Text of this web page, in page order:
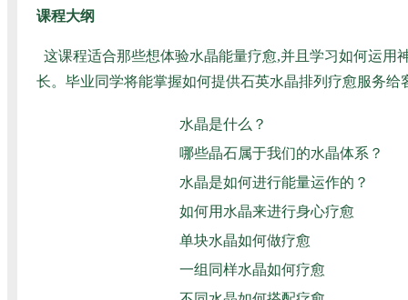
课程大纲
这课程适合那些想体验水晶能量疗愈,并且学习如何运
长。毕业同学将能掌握如何提供石英水晶排列疗愈服务给
水晶是什么？
哪些晶石属于我们的水晶体系？
水晶是如何进行能量运作的？
如何用水晶来进行身心疗愈
单块水晶如何做疗愈
一组同样水晶如何疗愈